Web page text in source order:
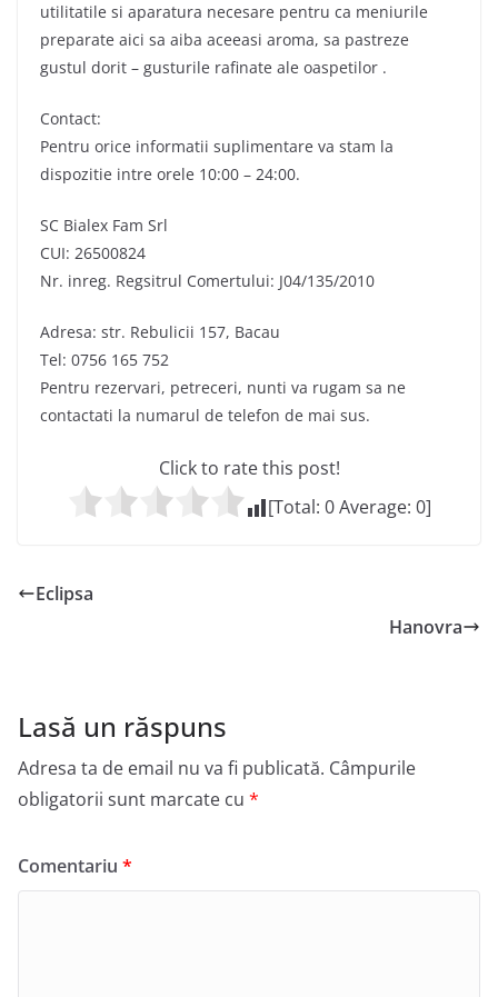
utilitatile si aparatura necesare pentru ca meniurile
preparate aici sa aiba aceeasi aroma, sa pastreze
gustul dorit – gusturile rafinate ale oaspetilor .
Contact:
Pentru orice informatii suplimentare va stam la
dispozitie intre orele 10:00 – 24:00.
SC Bialex Fam Srl
CUI: 26500824
Nr. inreg. Regsitrul Comertului: J04/135/2010
Adresa: str. Rebulicii 157, Bacau
Tel: 0756 165 752
Pentru rezervari, petreceri, nunti va rugam sa ne
contactati la numarul de telefon de mai sus.
Click to rate this post!
[Total: 0Average: 0]
Eclipsa
Hanovra
Lasă un răspuns
Adresa ta de email nu va fi publicată. Câmpurile
obligatorii sunt marcate cu *
Comentariu *